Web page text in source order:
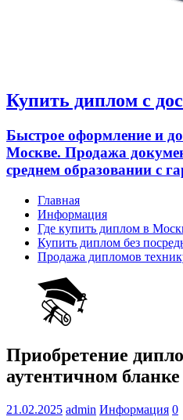
Купить диплом с
Быстрое оформление и
Москве. Продажа
среднем образовании с
Главная
Информация
Где купить диплом в
Купить диплом без
Продажа дипломов
Приобретение
аутентичном
21.02.2025 admin Информация 0